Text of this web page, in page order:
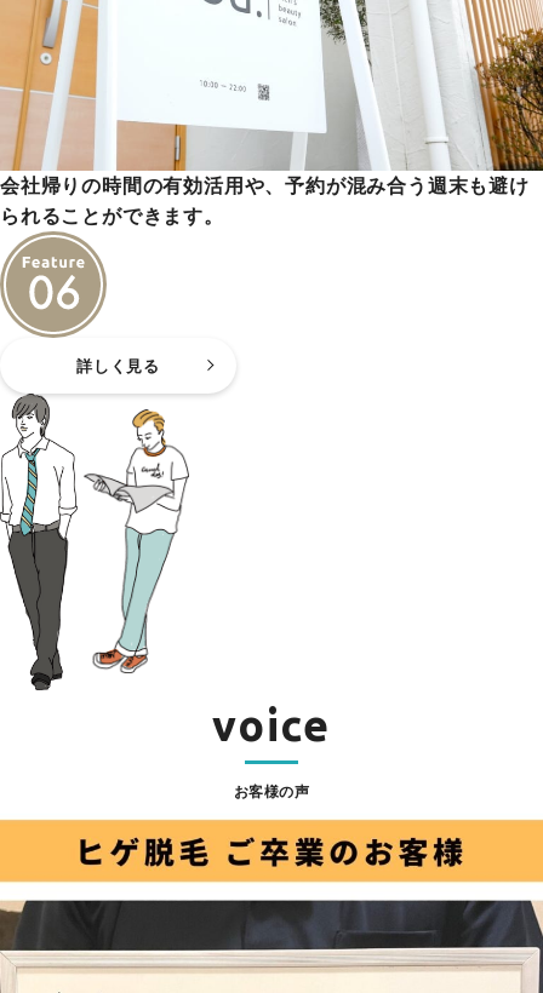
会社帰りの時間の有効活用や、予約が混み合う週末も避け
られることができます。
詳しく見る
voice
お客様の声